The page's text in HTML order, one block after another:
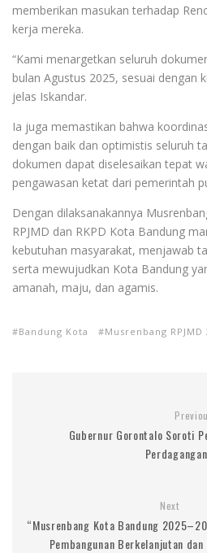
memberikan masukan terhadap
kerja mereka.
“Kami menargetkan seluruh
bulan Agustus 2025, sesuai dengan
jelas Iskandar.
Ia juga memastikan bahwa
dengan baik dan optimistis seluruh
dokumen dapat diselesaikan tepat
pengawasan ketat dari pemerintah
Dengan dilaksanakannya
RPJMD dan RKPD Kota Bandung
kebutuhan masyarakat, menjawab
serta mewujudkan Kota Bandung
amanah, maju, dan agamis.
Bandung Kota Musrenbang RPJMD
Gubernur Gorontalo Soroti
Next
“Musrenbang Kota Bandung
Pembangunan Berkelanjutan dan